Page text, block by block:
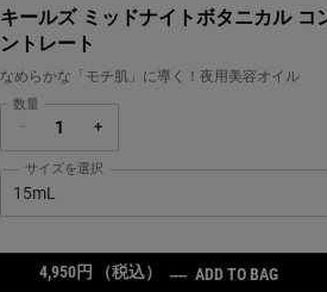
キールズ ミッドナイトボタニカル コ
ントレート
なめらかな「モチ肌」に導く！夜用美容オイル
数量
+
キールズ ミッドナイトボタニカル コンセントレー
15mL
サイズを選択
4,950円 （税込） ― ADD TO BAG